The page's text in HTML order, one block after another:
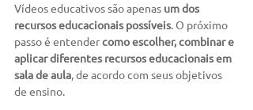
Vídeos educativos são apenas um dos
recursos educacionais possíveis. O próximo
passo é entender como escolher, combinar e
aplicar diferentes recursos educacionais em
sala de aula, de acordo com seus objetivos
de ensino.